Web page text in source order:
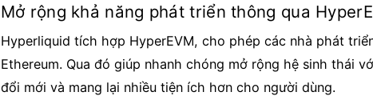
Mở rộng khả năng phát triển thông qua
Hyperliquid tích hợp HyperEVM, cho phép các nhà phát
Ethereum. Qua đó giúp nhanh chóng mở rộng hệ sinh thái
đổi mới và mang lại nhiều tiện ích hơn cho người dùng.